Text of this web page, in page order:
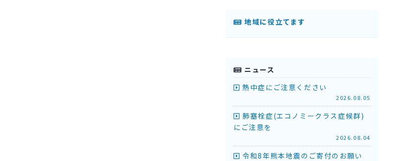
地域に役立てます
ニュース
熱中症にご注意ください
2026.08.05
肺塞栓症(エコノミークラス症候群)
にご注意を
2026.08.04
令和8年熊本地震のご寄付のお願い